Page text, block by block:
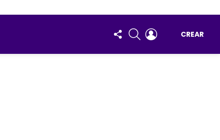
FOLLOW
US
BUSCAR
CREAR